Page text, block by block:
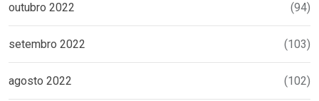
outubro 2022 (94)
setembro 2022 (103)
agosto 2022 (102)